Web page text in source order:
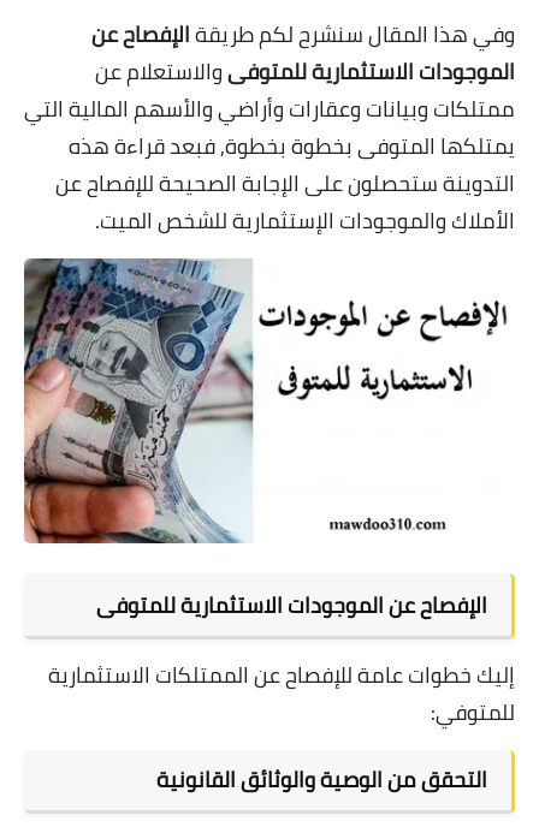
وفي هذا المقال سنشرح لكم طريقةالإفصاح عن
الموجودات الاستثمارية للمتوفىوالاستعلام عن
ممتلكات وبيانات وعقارات وأراضي والأسهم المالية التي
يمتلكها المتوفى بخطوة بخطوة, فبعد قراءة هذه
التدوينة ستحصلون على الإجابة الصحيحة للإفصاح عن
الأملاك والموجودات الإستثمارية للشخص الميت.
الإفصاح عن الموجودات الاستثمارية للمتوفى
إليك خطوات عامة للإفصاح عن الممتلكات الاستثمارية
للمتوفي:
التحقق من الوصية والوثائق القانونية